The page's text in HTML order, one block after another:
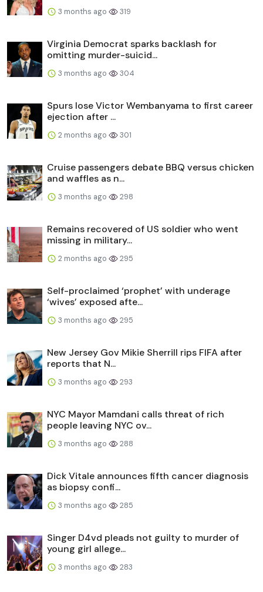
3 months ago 319
Virginia Democrat sparks backlash for
omitting murder-suicid...
3 months ago 304
Spurs lose Victor Wembanyama to first career
ejection after ...
2 months ago 301
Cruise passengers debate BBQ versus chicken
and waffles as n...
3 months ago 298
Remains recovered of US soldier who went
missing in military...
2 months ago 295
Self-proclaimed ‘prophet’ with underage
‘wives’ exposed afte...
3 months ago 295
New Jersey Gov Mikie Sherrill rips FIFA after
reports that N...
3 months ago 293
NYC Mayor Mamdani calls threat of rich
people leaving NYC ov...
3 months ago 288
Dick Vitale announces fifth cancer diagnosis
as biopsy confi...
3 months ago 285
Singer D4vd pleads not guilty to murder of
young girl allege...
3 months ago 283